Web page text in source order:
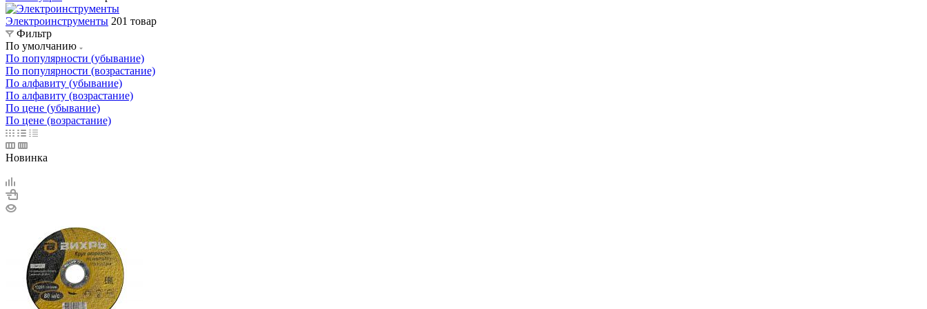
Электроинструменты 201 товар
Фильтр
По умолчанию
По популярности (убывание)
По популярности (возрастание)
По алфавиту (убывание)
По алфавиту (возрастание)
По цене (убывание)
По цене (возрастание)
Новинка